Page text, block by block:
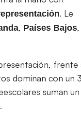
. Le
, Países Bajos,
frente
dominan con un
suman un